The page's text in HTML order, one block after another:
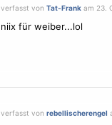
verfasst von Tat-Frankam 23.
niix für weiber...lol
verfasst von rebellischerengel